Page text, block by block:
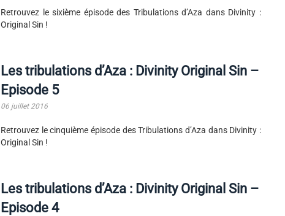
Retrouvez le sixième épisode des Tribulations d’Aza dans Divinity :
Original Sin !
Les tribulations d’Aza : Divinity Original Sin –
Episode 5
06 juillet 2016
Retrouvez le cinquième épisode des Tribulations d’Aza dans Divinity :
Original Sin !
Les tribulations d’Aza : Divinity Original Sin –
Episode 4